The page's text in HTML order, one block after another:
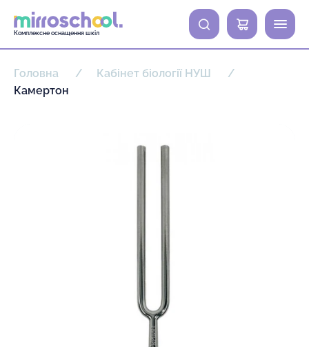
Комплексне оснащення шкіл
0
Головна
Кабінет біології НУШ
Камертон